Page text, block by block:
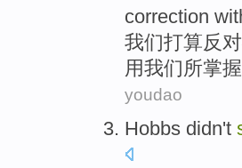
correction
我们打算反对
用我们所掌握
youdao
Hobbs didn't